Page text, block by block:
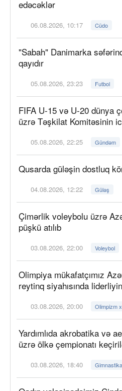
edəcəklər
06.08.2026, 10:17 Cüdo
"Sabah" Danimarka
qayıdır
05.08.2026, 23:23 Futbol
FIFA U-15 və U-20 dünya
üzrə Təşkilat Komitəsinin
05.08.2026, 22:25 Gündəm
Qusarda güləşin dostluq
04.08.2026, 12:22 Güləş
Çimərlik voleybolu üzrə
püşkü atılıb
03.08.2026, 22:00 Voleybol
Olimpiya mükafatçımız
reytinq siyahısında
03.08.2026, 20:00 Olimpizm
Yardımlıda akrobatika və
üzrə ölkə çempionatı
03.08.2026, 18:40 Gimnastika